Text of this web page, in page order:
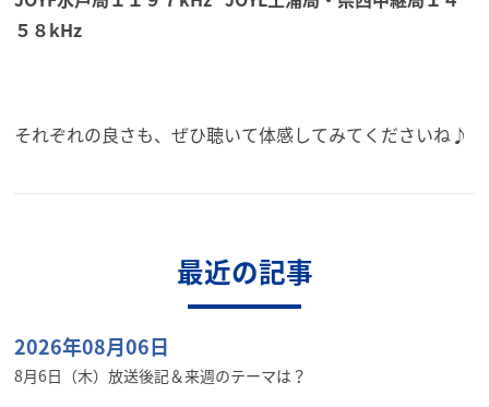
５８kHz
それぞれの良さも、ぜひ聴いて体感してみてくださいね♪
最近の記事
2026年08月06日
8月6日（木）放送後記＆来週のテーマは？